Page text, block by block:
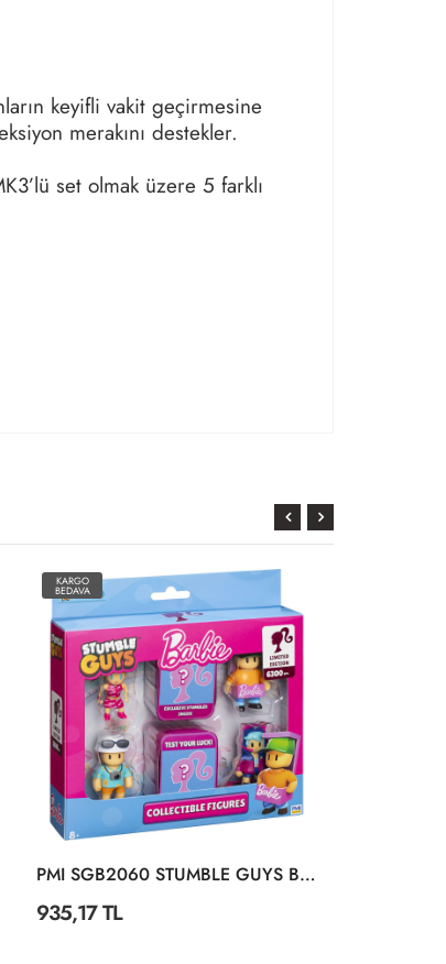
keyifli vakit geçirmesine
merakını destekler.
set olmak üzere 5 farklı
KARGO
BEDAVA
PMI SGB2060 STUMBLE GUYS BARBIE FİGÜR 6LI SET
935,17 TL